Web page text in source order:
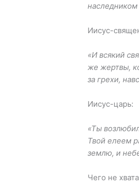
наследником
Иисус-
«И всякий
же жертвы,
за грехи,
Иисус-царь:
«Ты
Твой елеем
землю, и
Чего не